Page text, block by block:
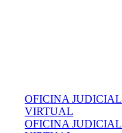
OFICINA JUDICIAL
VIRTUAL
OFICINA JUDICIAL